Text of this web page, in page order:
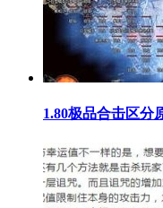
1.80极品合击区分